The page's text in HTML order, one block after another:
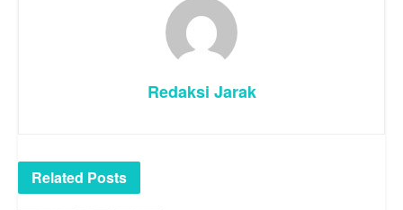
Redaksi Jarak
Related Posts